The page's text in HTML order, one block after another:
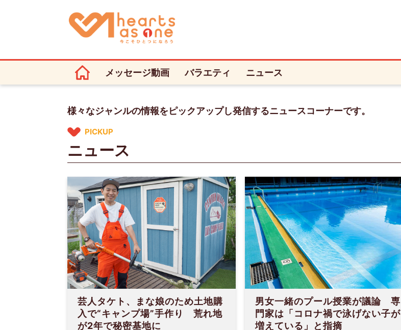
メッセージ動画 バラエティ ニュース
様々なジャンルの情報をピックアップし発信するニュースコーナーです。
PICKUP
ニュース
芸人タケト、まな娘のため土地購
入で“キャンプ場”手作り 荒れ地
が2年で秘密基地に
男女一緒のプール授業が議論 専
門家は「コロナ禍で泳げない子が
増えている」と指摘